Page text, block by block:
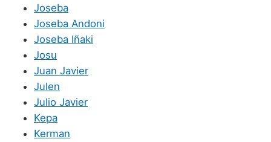
Joseba
Joseba Andoni
Joseba Iñaki
Josu
Juan Javier
Julen
Julio Javier
Kepa
Kerman